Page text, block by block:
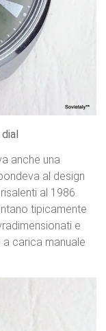
anche una
al design
al 1986.
tipicamente
e
carica manuale